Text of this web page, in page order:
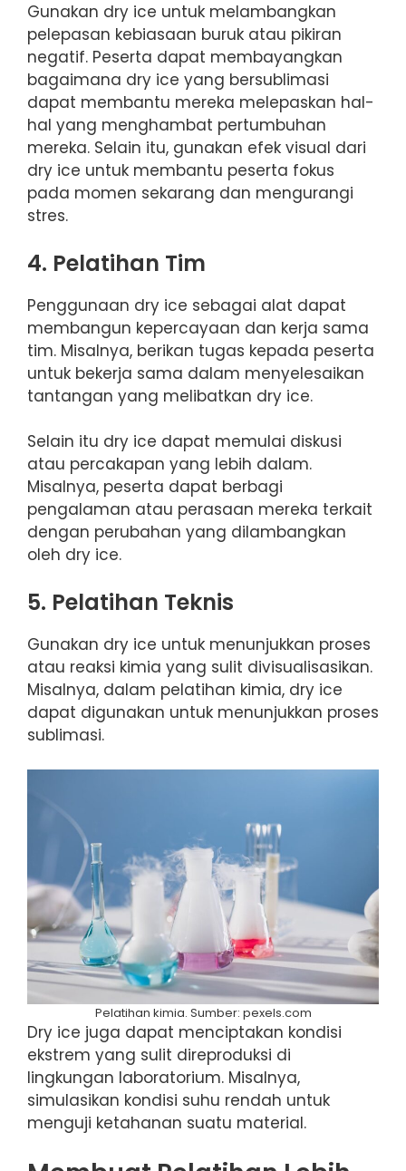
Gunakan dry ice untuk melambangkan
pelepasan kebiasaan buruk atau pikiran
negatif. Peserta dapat membayangkan
bagaimana dry ice yang bersublimasi
dapat membantu mereka melepaskan hal-
hal yang menghambat pertumbuhan
mereka. Selain itu, gunakan efek visual dari
dry ice untuk membantu peserta fokus
pada momen sekarang dan mengurangi
stres.
4. Pelatihan Tim
Penggunaan dry ice sebagai alat dapat
membangun kepercayaan dan kerja sama
tim. Misalnya, berikan tugas kepada peserta
untuk bekerja sama dalam menyelesaikan
tantangan yang melibatkan dry ice.
Selain itu dry ice dapat memulai diskusi
atau percakapan yang lebih dalam.
Misalnya, peserta dapat berbagi
pengalaman atau perasaan mereka terkait
dengan perubahan yang dilambangkan
oleh dry ice.
5. Pelatihan Teknis
Gunakan dry ice untuk menunjukkan proses
atau reaksi kimia yang sulit divisualisasikan.
Misalnya, dalam pelatihan kimia, dry ice
dapat digunakan untuk menunjukkan proses
sublimasi.
Pelatihan kimia. Sumber: pexels.com
Dry ice juga dapat menciptakan kondisi
ekstrem yang sulit direproduksi di
lingkungan laboratorium. Misalnya,
simulasikan kondisi suhu rendah untuk
menguji ketahanan suatu material.